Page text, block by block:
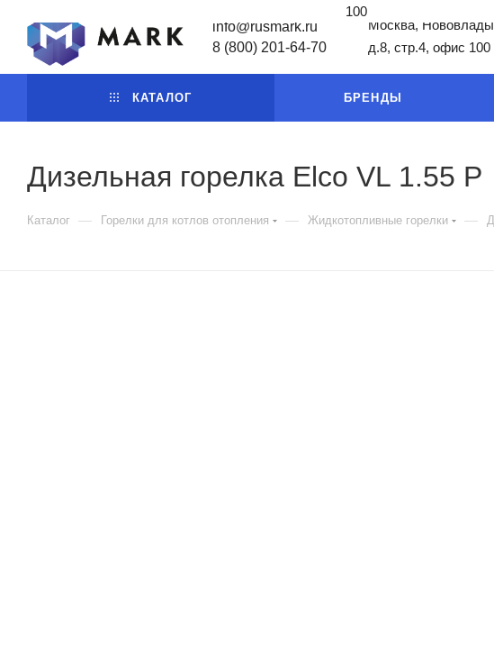
info@rusmark.ru
8 (800) 201-64-70
Москва,
д.8, стр.4, офис 100
КАТАЛОГ БРЕНДЫ
100
Дизельная горелка Elco VL 1.55 P
Каталог — Горелки для котлов отопления — Жидкотопливные горелки —